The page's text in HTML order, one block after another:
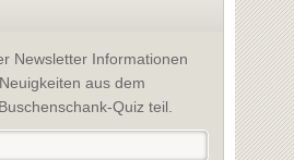
Newsletter Informationen
aus dem
Quiz teil.